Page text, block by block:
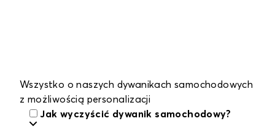
Wszystko o naszych dywanikach samochodowych
z możliwością personalizacji
Jak wyczyścić dywanik samochodowy?